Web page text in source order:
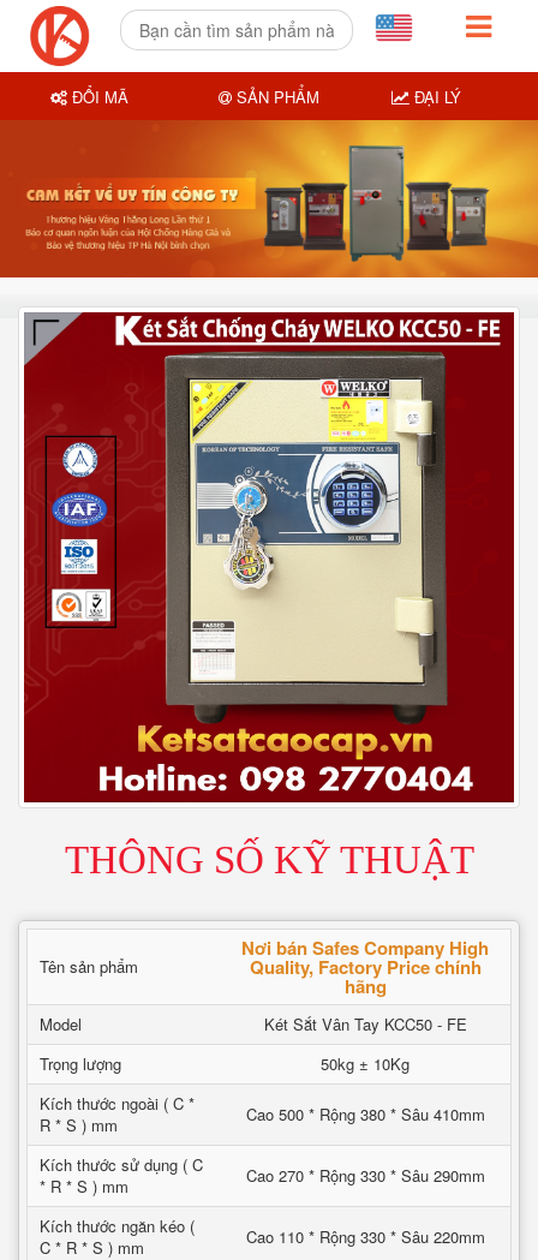
THÔNG SỐ KỸ THUẬT
Tên sản phẩm
Nơi bán Safes Company High
Quality, Factory Price chính
hãng
Model
Két Sắt Vân Tay KCC50 - FE
Trọng lượng
50kg ± 10Kg
Kích thước ngoài ( C *
R * S ) mm
Cao 500 * Rộng 380 * Sâu 410mm
Kích thước sử dụng ( C
* R * S ) mm
Cao 270 * Rộng 330 * Sâu 290mm
Kích thước ngăn kéo (
C * R * S ) mm
Cao 110 * Rộng 330 * Sâu 220mm
ĐỔI MÃ SẢN PHẨM ĐẠI LÝ